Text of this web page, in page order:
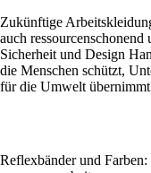
Zukünftige
auch
Sicherheit und Design
die Menschen schützt,
für die Umwelt
Reflexbänder und